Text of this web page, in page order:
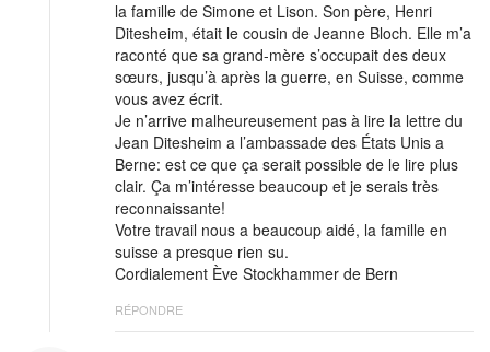
la famille de Simone et Lison. Son père, Henri
Ditesheim, était le cousin de Jeanne Bloch. Elle m’a
raconté que sa grand-mère s’occupait des deux
sœurs, jusqu’à après la guerre, en Suisse, comme
vous avez écrit.
Je n’arrive malheureusement pas à lire la lettre du
Jean Ditesheim a l’ambassade des États Unis a
Berne: est ce que ça serait possible de le lire plus
clair. Ça m’intéresse beaucoup et je serais très
reconnaissante!
Votre travail nous a beaucoup aidé, la famille en
suisse a presque rien su.
Cordialement Ève Stockhammer de Bern
RÉPONDRE